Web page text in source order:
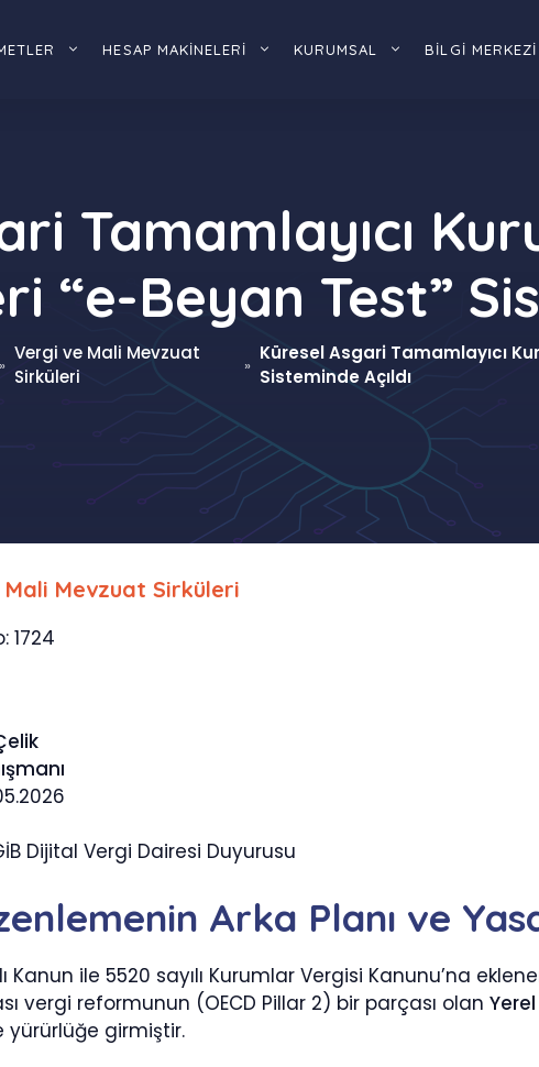
HESAP MAKİNELERİ KURUMSAL BİLGİ MERKEZİ
Tamamlayıcı
“e-Beyan Test”
»
Vergi ve Mali Mevzuat
Sirküleri
»
Küresel Asgari Tamamlayıcı
Sisteminde Açıldı
Mevzuat Sirküleri
1724
Dijital Vergi Dairesi Duyurusu
Arka Planı ve
Kanun ile 5520 sayılı Kurumlar Vergisi Kanunu’na
vergi reformunun (OECD Pillar 2) bir parçası olan
yürürlüğe girmiştir.